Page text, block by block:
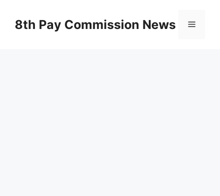
content8th Pay Commission News Menu